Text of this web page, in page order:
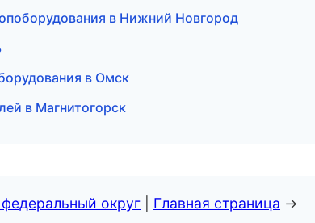
в Нижний Новгород
в Омск
в Магнитогорск
округ Главная страница →